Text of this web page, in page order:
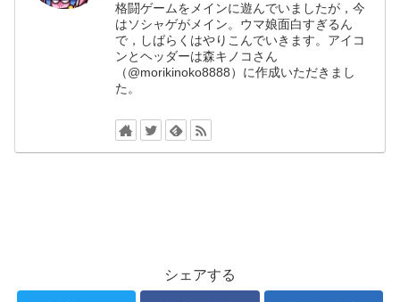
格闘ゲームをメインに遊んでいましたが，今
はソシャゲがメイン。ウマ娘面白すぎるん
で，しばらくはやりこんでいきます。アイコ
ンとヘッダーは森キノコさん
（@morikinoko8888）に作成いただきまし
た。
シェアする